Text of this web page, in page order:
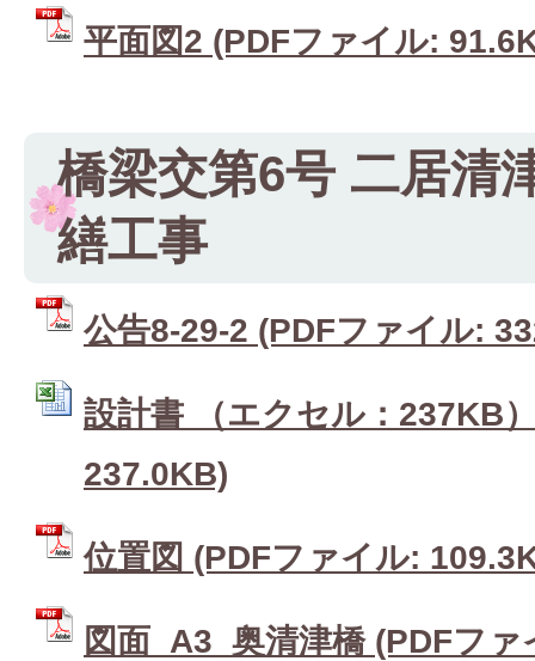
平面図2 (PDFファイル:
橋梁交第6号 二居清
繕工事
公告8-29-2 (PDFファイル:
設計書 （エクセル：237KB
237.0KB)
位置図 (PDFファイル:
図面_A3_奥清津橋 (PDFフ